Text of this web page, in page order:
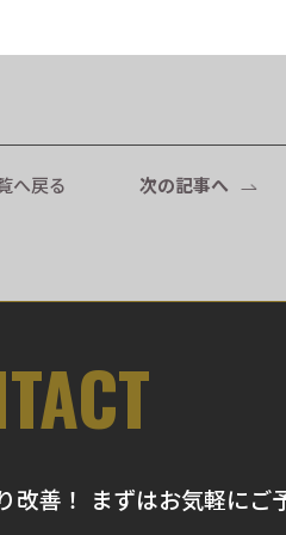
へ戻る 次の記事へ
善！ まずはお気軽にご